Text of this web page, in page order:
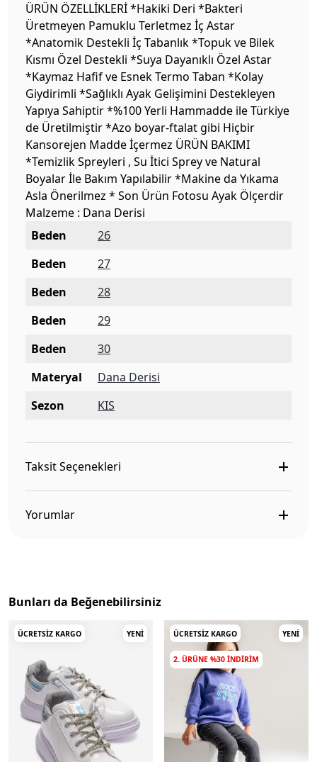
ÜRÜN ÖZELLİKLERİ *Hakiki Deri *Bakteri
Üretmeyen Pamuklu Terletmez İç Astar
*Anatomik Destekli İç Tabanlık *Topuk ve Bilek
Kısmı Özel Destekli *Suya Dayanıklı Özel Astar
*Kaymaz Hafif ve Esnek Termo Taban *Kolay
Giydirimli *Sağlıklı Ayak Gelişimini Destekleyen
Yapıya Sahiptir *%100 Yerli Hammadde ile Türkiye
de Üretilmiştir *Azo boyar-ftalat gibi Hiçbir
Kansorejen Madde İçermez ÜRÜN BAKIMI
*Temizlik Spreyleri , Su İtici Sprey ve Natural
Boyalar İle Bakım Yapılabilir *Makine da Yıkama
Asla Önerilmez * Son Ürün Fotosu Ayak Ölçerdir
Malzeme : Dana Derisi
Beden
26
Beden
27
Beden
28
Beden
29
Beden
30
Materyal
Dana Derisi
Sezon
KIS
Taksit Seçenekleri
Yorumlar
Bunları da Beğenebilirsiniz
ÜCRETSIZ KARGO YENI ÜCRETSIZ KARGO YENI
2. ÜRÜNE %30 INDIRIM